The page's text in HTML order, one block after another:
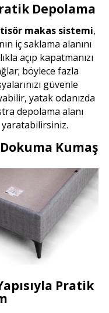
Depolama
makas sistemi,
iç saklama alanını
açıp kapatmanızı
böylece fazla
güvenle
yatak odanızda
depolama alanı
yaratabilirsiniz.
Kumaş
Pratik